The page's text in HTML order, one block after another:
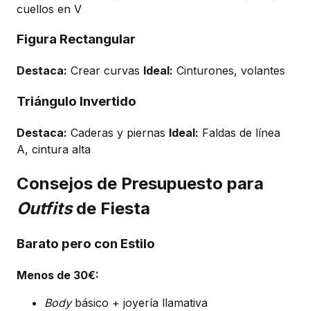
cuellos en V
Figura Rectangular
Destaca: Crear curvas Ideal: Cinturones, volantes
Triángulo Invertido
Destaca: Caderas y piernas Ideal: Faldas de línea
A, cintura alta
Consejos de Presupuesto para
Outfitsde Fiesta
Barato pero con Estilo
Menos de 30€:
Bodybásico + joyería llamativa